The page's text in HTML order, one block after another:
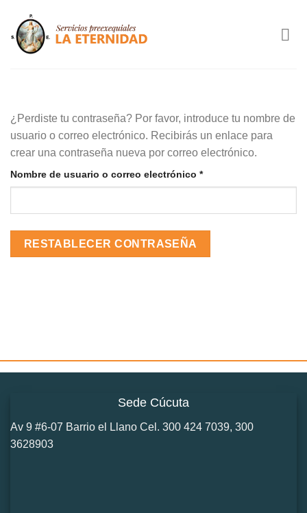
contenido
¿Perdiste tu contraseña? Por favor, introduce tu nombre de
usuario o correo electrónico. Recibirás un enlace para
crear una contraseña nueva por correo electrónico.
Nombre de usuario o correo electrónico *Obligatorio
RESTABLECER CONTRASEÑA
Sede Cúcuta
Av 9 #6-07 Barrio el Llano Cel. 300 424 7039, 300
3628903